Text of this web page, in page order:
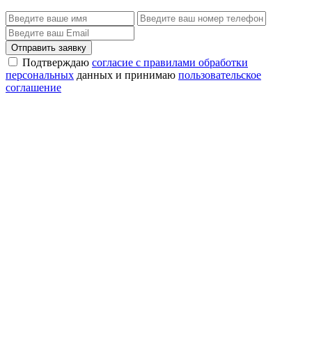
Отправить заявку
Подтверждаю согласие с правилами обработки
персональных данных и принимаю пользовательское
соглашение